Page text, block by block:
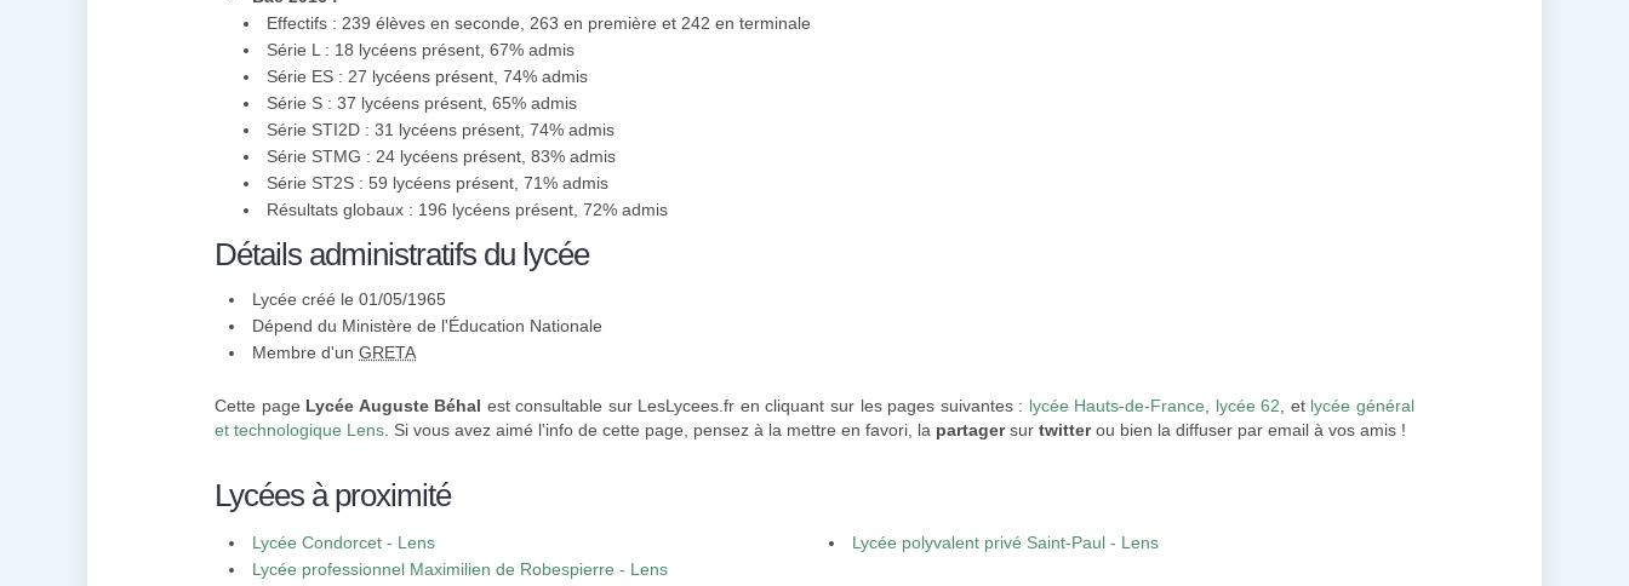
Effectifs : 239 élèves en seconde, 263 en première et 242 en terminale
Série L : 18 lycéens présent, 67% admis
Série ES : 27 lycéens présent, 74% admis
Série S : 37 lycéens présent, 65% admis
Série STI2D : 31 lycéens présent, 74% admis
Série STMG : 24 lycéens présent, 83% admis
Série ST2S : 59 lycéens présent, 71% admis
Résultats globaux : 196 lycéens présent, 72% admis
Détails administratifs du lycée
Lycée créé le 01/05/1965
Dépend du Ministère de l'Éducation Nationale
Membre d'un GRETA
Cette page Lycée Auguste Béhal est consultable sur LesLycees.fr en cliquant sur les pages suivantes : lycée Hauts-de-France lycée 62 , et lycée général
et technologique Lens . Si vous avez aimé l'info de cette page, pensez à la mettre en favori, la partagersur twitterou bien la diffuser par email à vos amis !
Lycées à proximité
Lycée Condorcet - Lens
Lycée polyvalent privé Saint-Paul - Lens
Lycée professionnel Maximilien de Robespierre - Lens